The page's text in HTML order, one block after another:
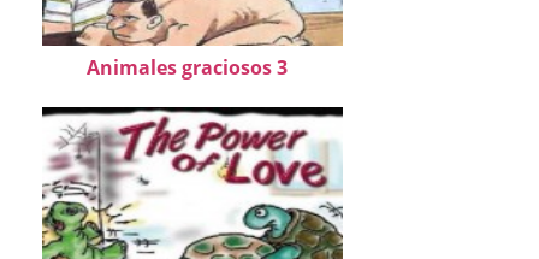
Animales graciosos 3